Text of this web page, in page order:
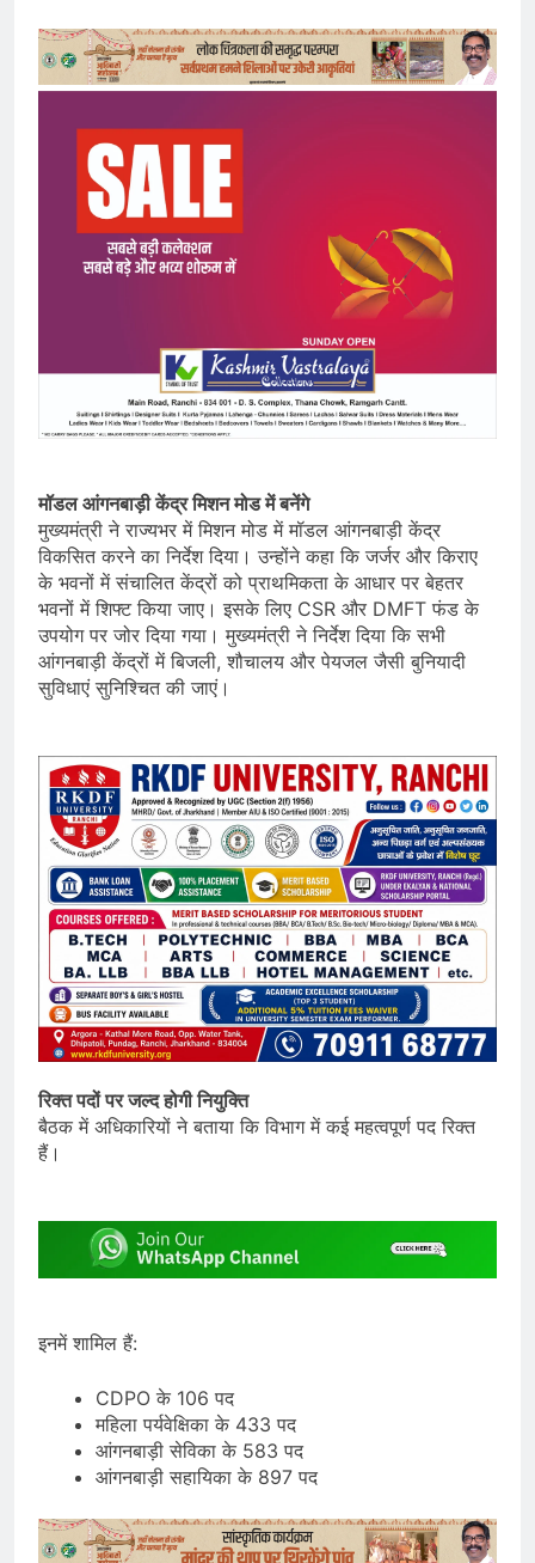
मॉडल आंगनबाड़ी केंद्र मिशन मोड में बनेंगे
मुख्यमंत्री ने राज्यभर में मिशन मोड में मॉडल आंगनबाड़ी केंद्र
विकसित करने का निर्देश दिया। उन्होंने कहा कि जर्जर और किराए
के भवनों में संचालित केंद्रों को प्राथमिकता के आधार पर बेहतर
भवनों में शिफ्ट किया जाए। इसके लिए CSR और DMFT फंड के
उपयोग पर जोर दिया गया। मुख्यमंत्री ने निर्देश दिया कि सभी
आंगनबाड़ी केंद्रों में बिजली, शौचालय और पेयजल जैसी बुनियादी
सुविधाएं सुनिश्चित की जाएं।
रिक्त पदों पर जल्द होगी नियुक्ति
बैठक में अधिकारियों ने बताया कि विभाग में कई महत्वपूर्ण पद रिक्त
हैं।
इनमें शामिल हैं:
CDPO के 106 पद
महिला पर्यवेक्षिका के 433 पद
आंगनबाड़ी सेविका के 583 पद
आंगनबाड़ी सहायिका के 897 पद